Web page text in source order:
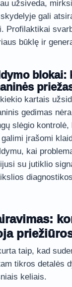
užsiveda,
gali
Profilaktikai
būklę ir
blokai:
kartais
gedimas
slėgio
įrašomi
kai
su jutiklio
taip, kad
tikros detalės
keliais.